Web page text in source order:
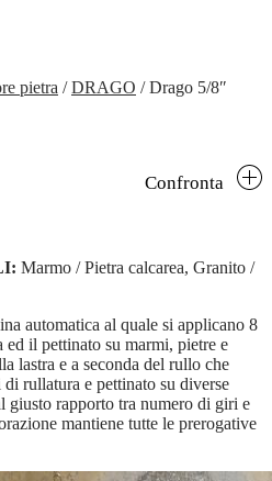
pietra /DRAGO /Drago 5/8″
Confronta
Marmo / Pietra calcarea, Granito /
automatica al quale si applicano 8
il pettinato su marmi, pietre e
lastra e a seconda del rullo che
rullatura e pettinato su diverse
giusto rapporto tra numero di giri e
mantiene tutte le prerogative